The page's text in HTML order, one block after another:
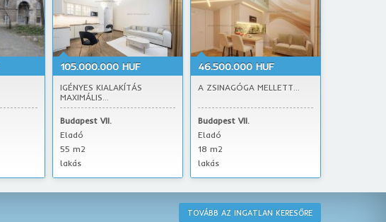
105.000.000 HUF
IGÉNYES KIALAKÍTÁS
MAXIMÁLIS...
Budapest VII.
Eladó
55 m2
lakás
46.500.000 HUF
A ZSINAGÓGA MELLETT...
Budapest VII.
Eladó
18 m2
lakás
TOVÁBB AZ INGATLAN KERESŐRE